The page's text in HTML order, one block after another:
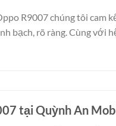
R9007 chúng tôi cam
bạch, rõ ràng. Cùng với
tại Quỳnh An